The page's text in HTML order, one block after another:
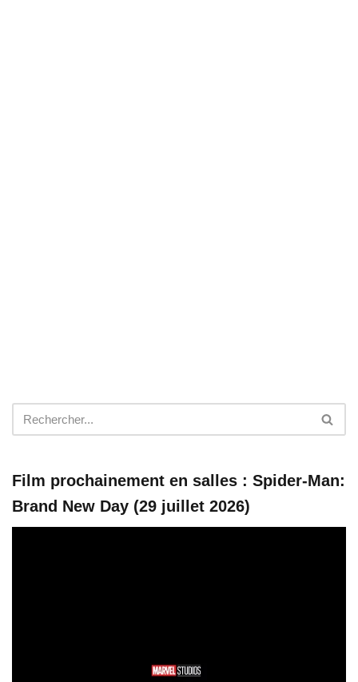
Film prochainement en salles : Spider-Man:
Brand New Day (29 juillet 2026)